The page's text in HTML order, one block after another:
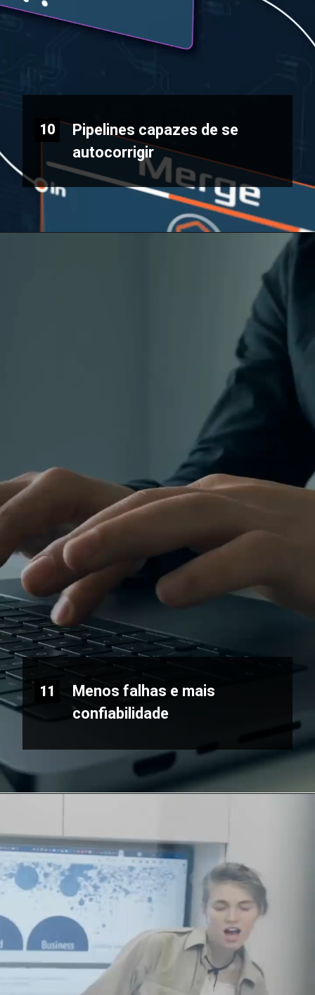
Pipelines capazes de se
autocorrigir
10
Menos falhas e mais
confiabilidade
11